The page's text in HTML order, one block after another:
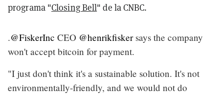
programa "Closing Bell" de la CNBC.
.@FiskerInc CEO @henrikfiskersays the company
won't accept bitcoin for payment.
"I just don't think it's a sustainable solution. It's not
environmentally-friendly, and we would not do